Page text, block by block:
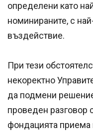
определени като
номинираните, с
въздействие.
При тези
некоректно
да подмени
проведен разговор
фондацията приема